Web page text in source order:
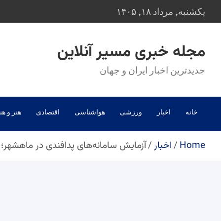
to
یکشنبه, مرداد ۱۸, ۱۴۰۵
مجله خبری مسیر آنلاین
جدیدترین اخبار ایران و جهان
خانه اخبار ورزشی هواشناسی اقتصادی هنر و
Home اخبار آزمایش سامانه‌های پدافندی در